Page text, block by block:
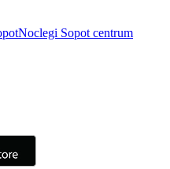
Noclegi Sopot centrum